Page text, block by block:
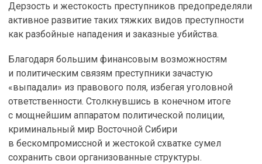
Дерзость и жестокость преступников предопределяли
активное развитие таких тяжких видов преступности
как разбойные нападения и заказные убийства.
Благодаря большим финансовым возможностям
и политическим связям преступники зачастую
«выпадали» из правового поля, избегая уголовной
ответственности. Столкнувшись в конечном итоге
с мощнейшим аппаратом политической полиции,
криминальный мир Восточной Сибири
в бескомпромиссной и жестокой схватке сумел
сохранить свои организованные структуры.